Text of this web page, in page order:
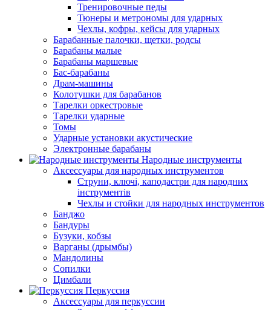
Тренировочные педы
Тюнеры и метрономы для ударных
Чехлы, кофры, кейсы для ударных
Барабанные палочки, щетки, родсы
Барабаны малые
Барабаны маршевые
Бас-барабаны
Драм-машины
Колотушки для барабанов
Тарелки оркестровые
Тарелки ударные
Томы
Ударные установки акустические
Электронные барабаны
Народные инструменты
Аксессуары для народных инструментов
Струни, ключі, каподастри для народних
інструментів
Чехлы и стойки для народных инструментов
Банджо
Бандуры
Бузуки, кобзы
Варганы (дрымбы)
Мандолины
Сопилки
Цимбали
Перкуссия
Аксессуары для перкуссии